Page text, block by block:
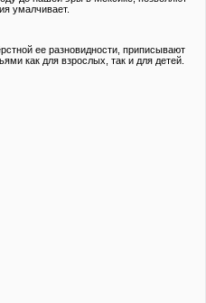
умалчивает.
ее разновидности, приписывают
как для взрослых, так и для детей.